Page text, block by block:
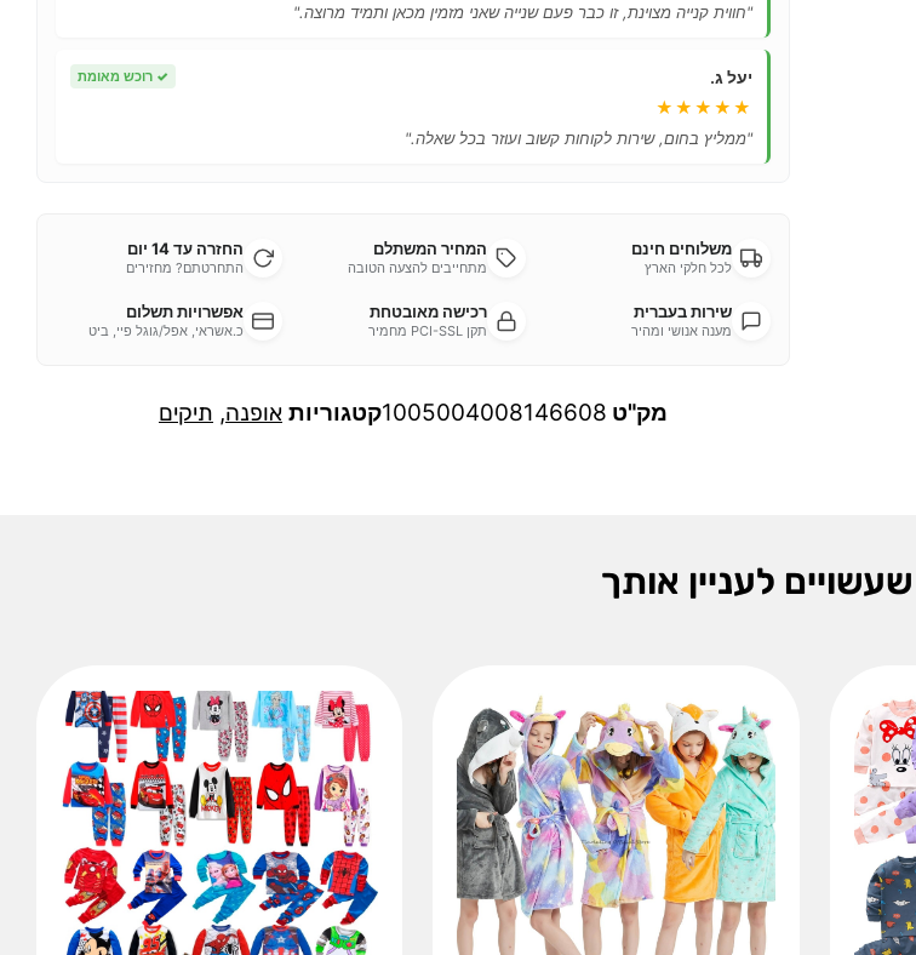
"חווית קנייה מצוינת, זו כבר פעם שנייה שאני מזמין מכאן ותמיד מרוצה."
יעל ג. ✓ רוכש מאומת
★★★★★
"ממליץ בחום, שירות לקוחות קשוב ועוזר בכל שאלה."
משלוחים חינם
לכל חלקי הארץ
המחיר המשתלם
מתחייבים להצעה הטובה
החזרה עד 14 יום
התחרטתם? מחזירים
שירות בעברית
מענה אנושי ומהיר
רכישה מאובטחת
תקן PCI-SSL מחמיר
אפשרויות תשלום
כ.אשראי, אפל/גוגל פיי, ביט
מק"ט 1005004008146608קטגוריות אופנה, תיקים
לעניין אותך